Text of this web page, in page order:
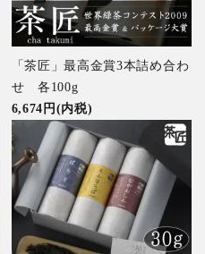
「茶匠」最高金賞3本詰め合わ
せ 各100g
6,674円(内税)